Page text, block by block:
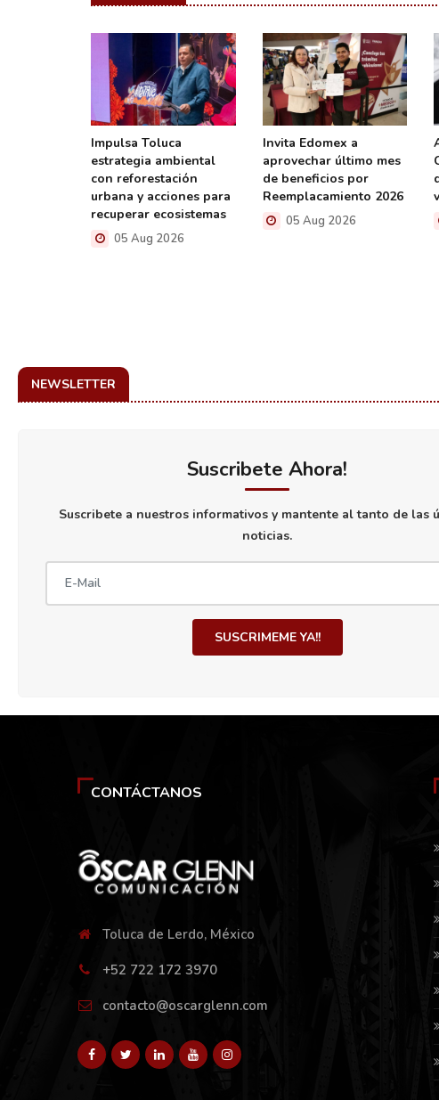
Impulsa Toluca
estrategia ambiental
con reforestación
urbana y acciones para
recuperar ecosistemas
05 Aug 2026
Invita Edomex a
aprovechar último mes
de beneficios por
Reemplacamiento 2026
05 Aug 2026
NEWSLETTER
Suscribete Ahora!
Suscribete a nuestros informativos y mantente al tanto de las
noticias.
SUSCRIMEME YA!!
CONTÁCTANOS
Toluca de Lerdo, México
+52 722 172 3970
contacto@oscarglenn.com